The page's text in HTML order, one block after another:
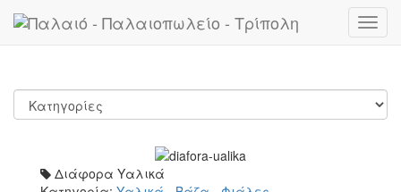
Διάφορα Υαλικά